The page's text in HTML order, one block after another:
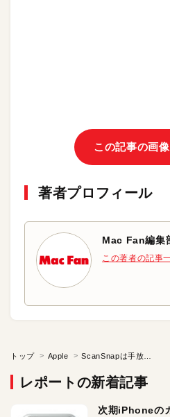
この記事の画
著者プロフィール
Mac Fan編集
この著者の記事
トップ Apple
レポートの新着記事
次期iPhoneの